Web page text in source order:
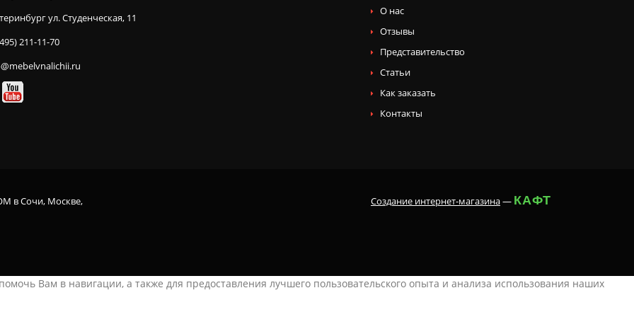
ул. Студенческая, 11
211-11-70
О нас
Отзывы
Представительство
Статьи
Как заказать
Контакты
в Сочи, Москве,
Создание интернет-магазина— КАФТ
Вам в навигации, а также для предоставления лучшего пользовательского опыта и анализа использования наших